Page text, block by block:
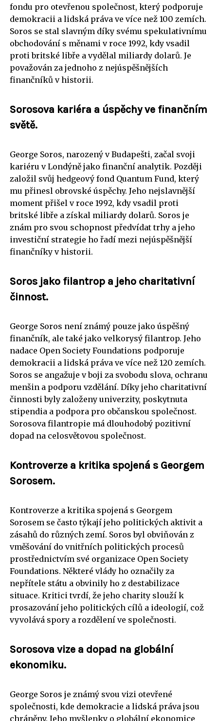
fondu pro otevřenou společnost, který podporuje
demokracii a lidská práva ve více než 100 zemích.
Soros se stal slavným díky svému spekulativnímu
obchodování s měnami v roce 1992, kdy vsadil
proti britské libře a vydělal miliardy dolarů. Je
považován za jednoho z nejúspěšnějších
finančníků v historii.
Sorosova kariéra a úspěchy ve finančním
světě.
George Soros, narozený v Budapešti, začal svoji
kariéru v Londýně jako finanční analytik. Později
založil svůj hedgeový fond Quantum Fund, který
mu přinesl obrovské úspěchy. Jeho nejslavnější
moment přišel v roce 1992, kdy vsadil proti
britské libře a získal miliardy dolarů. Soros je
znám pro svou schopnost předvídat trhy a jeho
investiční strategie ho řadí mezi nejúspěšnější
finančníky v historii.
Soros jako filantrop a jeho charitativní
činnost.
George Soros není známý pouze jako úspěšný
finančník, ale také jako velkorysý filantrop. Jeho
nadace Open Society Foundations podporuje
demokracii a lidská práva ve více než 120 zemích.
Soros se angažuje v boji za svobodu slova, ochranu
menšin a podporu vzdělání. Díky jeho charitativní
činnosti byly založeny univerzity, poskytnuta
stipendia a podpora pro občanskou společnost.
Sorosova filantropie má dlouhodobý pozitivní
dopad na celosvětovou společnost.
Kontroverze a kritika spojená s Georgem
Sorosem.
Kontroverze a kritika spojená s Georgem
Sorosem se často týkají jeho politických aktivit a
zásahů do různých zemí. Soros byl obviňován z
vměšování do vnitřních politických procesů
prostřednictvím své organizace Open Society
Foundations. Některé vlády ho označily za
nepřítele státu a obvinily ho z destabilizace
situace. Kritici tvrdí, že jeho charity slouží k
prosazování jeho politických cílů a ideologií, což
vyvolává spory a rozdělení ve společnosti.
Sorosova vize a dopad na globální
ekonomiku.
George Soros je známý svou vizi otevřené
společnosti, kde demokracie a lidská práva jsou
chráněny. Jeho myšlenky o globální ekonomice